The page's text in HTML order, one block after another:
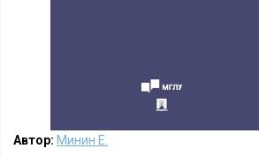
Автор: Минин Е.